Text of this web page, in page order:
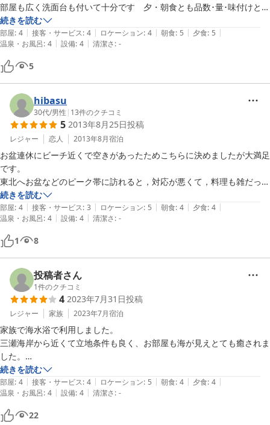
部屋も広く洗面台も付いて十分です　夕・朝食とも品数･量･味付けとも
に満足です
続きを読む
部屋: 4 | 接客・サービス: 4 | ロケーション: 4 | 朝食: 5 | 夕食: 5 |
温泉・お風呂: 4 | 設備: 4 | 清潔さ: -
5
hibasu
30代/男性 | 13件のクチコミ
5 2013年8月25日投稿
レジャー 恋人 2013年8月宿泊
お盆連休にビーチ近くで空きがあったためこちらに決めましたが大満足
です。
東北へお盆などのピーク帯に訪れると，対応が悪くて，料理も雑だった
り冷えてたりすることが多いのですが，こちらは忙しそうな雰囲気なが
ら特に不満もなかったです。
部屋は綺麗で日本海に面しており，残念ながら曇りでしたが晴れれば部
屋から日本海に沈む夕日を拝めそうです。
お風呂は少し熱めですが，泳いだ後や網起こし後の疲れた体にはちょう
ど良かったです。
民宿としては高めの設定ですが，部屋が綺麗なことや網起こし体験が出
来ることを考えれば総じて良かったと感じました。
網起こし体験：
早朝，定置網の網起こしへ同行します。所要約２時間，漁船で日本海
500円／人は大変お得でした。
予約はせずとも宿泊日の夜に頼んで翌朝乗れましたが，波が高い時など
駄目な日もあるそうです。
ただし，小さな漁船ですから酔い止め対策はしっかりしましょう。一緒
に乗った方の半分はダウンされてました。また，船に二時間乗ってるだ
続きを読む
部屋: 4 | 接客・サービス: 3 | ロケーション: 5 | 朝食: 4 | 夕食: 4 |
温泉・お風呂: 4 | 設備: 4 | 清潔さ: -
1 8
投稿者さん
1件のクチコミ
4 2023年7月31日投稿
レジャー 家族 2023年7月宿泊
家族で海水浴で利用しました。
三瀬海岸から近くて立地条件も良く、お部屋も海が見えとても癒されま
した。
食事も食べきれない程の料理で美味しかったです。
続きを読む
部屋: 4 | 接客・サービス: 4 | ロケーション: 5 | 朝食: 4 | 夕食: 4 |
温泉・お風呂: 4 | 設備: 4 | 清潔さ: -
22